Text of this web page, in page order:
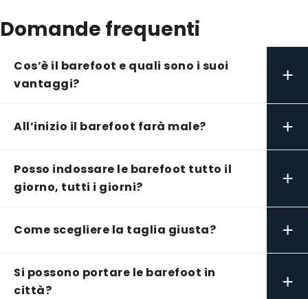
Domande frequenti
Cos’è il barefoot e quali sono i suoi
vantaggi?
+
All’inizio il barefoot farà male? +
Posso indossare le barefoot tutto il
giorno, tutti i giorni?
+
Come scegliere la taglia giusta? +
Si possono portare le barefoot in
città?
+